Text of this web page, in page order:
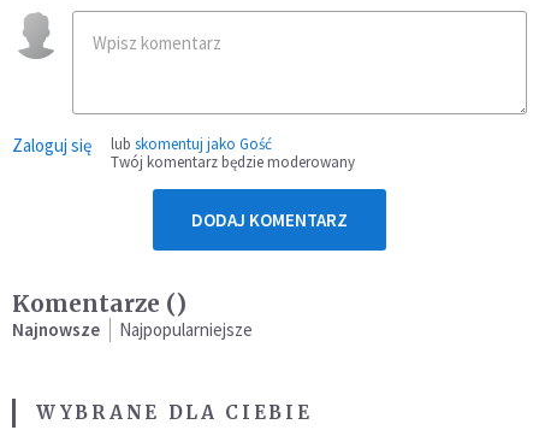
Zaloguj się lub skomentuj jako Gość
Twój komentarz będzie moderowany
DODAJ KOMENTARZ
Komentarze ()
Najnowsze Najpopularniejsze
WYBRANE DLA CIEBIE